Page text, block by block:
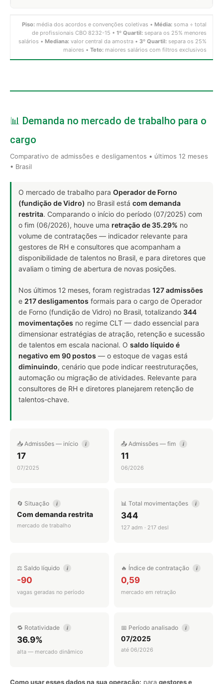
Piso: média dos acordos e convenções coletivas • Média: soma ÷ total
de profissionais CBO 8232-15 • 1º Quartil: separa os 25% menores
salários • Mediana: valor central da amostra • 3º Quartil: separa os 25%
maiores • Teto: maiores salários com filtros exclusivos
📊 Demanda no mercado de trabalho para o
cargo
Comparativo de admissões e desligamentos • últimos 12 meses
• Brasil
O mercado de trabalho para Operador de Forno
(fundição de Vidro) no Brasil está com demanda
restrita. Comparando o início do período (07/2025) com
o fim (06/2026), houve uma retração de 35.29% no
volume de contratações — indicador relevante para
gestores de RH e consultores que acompanham a
disponibilidade de talentos no Brasil, e para diretores que
avaliam o timing de abertura de novas posições.
Nos últimos 12 meses, foram registradas 127 admissões
e 217 desligamentos formais para o cargo de Operador
de Forno (fundição de Vidro) no Brasil, totalizando 344
movimentações no regime CLT — dado essencial para
dimensionar estratégias de atração, retenção e sucessão
de talentos em escala nacional. O saldo líquido é
negativo em 90 postos — o estoque de vagas está
diminuindo, cenário que pode indicar reestruturações,
automação ou migração de atividades. Relevante para
consultores de RH e diretores planejarem retenção de
talentos-chave.
📥 Admissões — início i
17
07/2025
📤 Admissões — fim i
11
06/2026
🔄 Situação i
Com demanda restrita
mercado de trabalho
📊 Total movimentações i
344
127 adm · 217 desl
⚖️ Saldo líquido i
-90
vagas geradas no período
🔥 Índice de contratação i
0,59
mercado em retração
🔁 Rotatividade i
36.9%
alta — mercado dinâmico
📅 Período analisado i
07/2025
até 06/2026
Como usar esses dados na sua operação: para gestores e